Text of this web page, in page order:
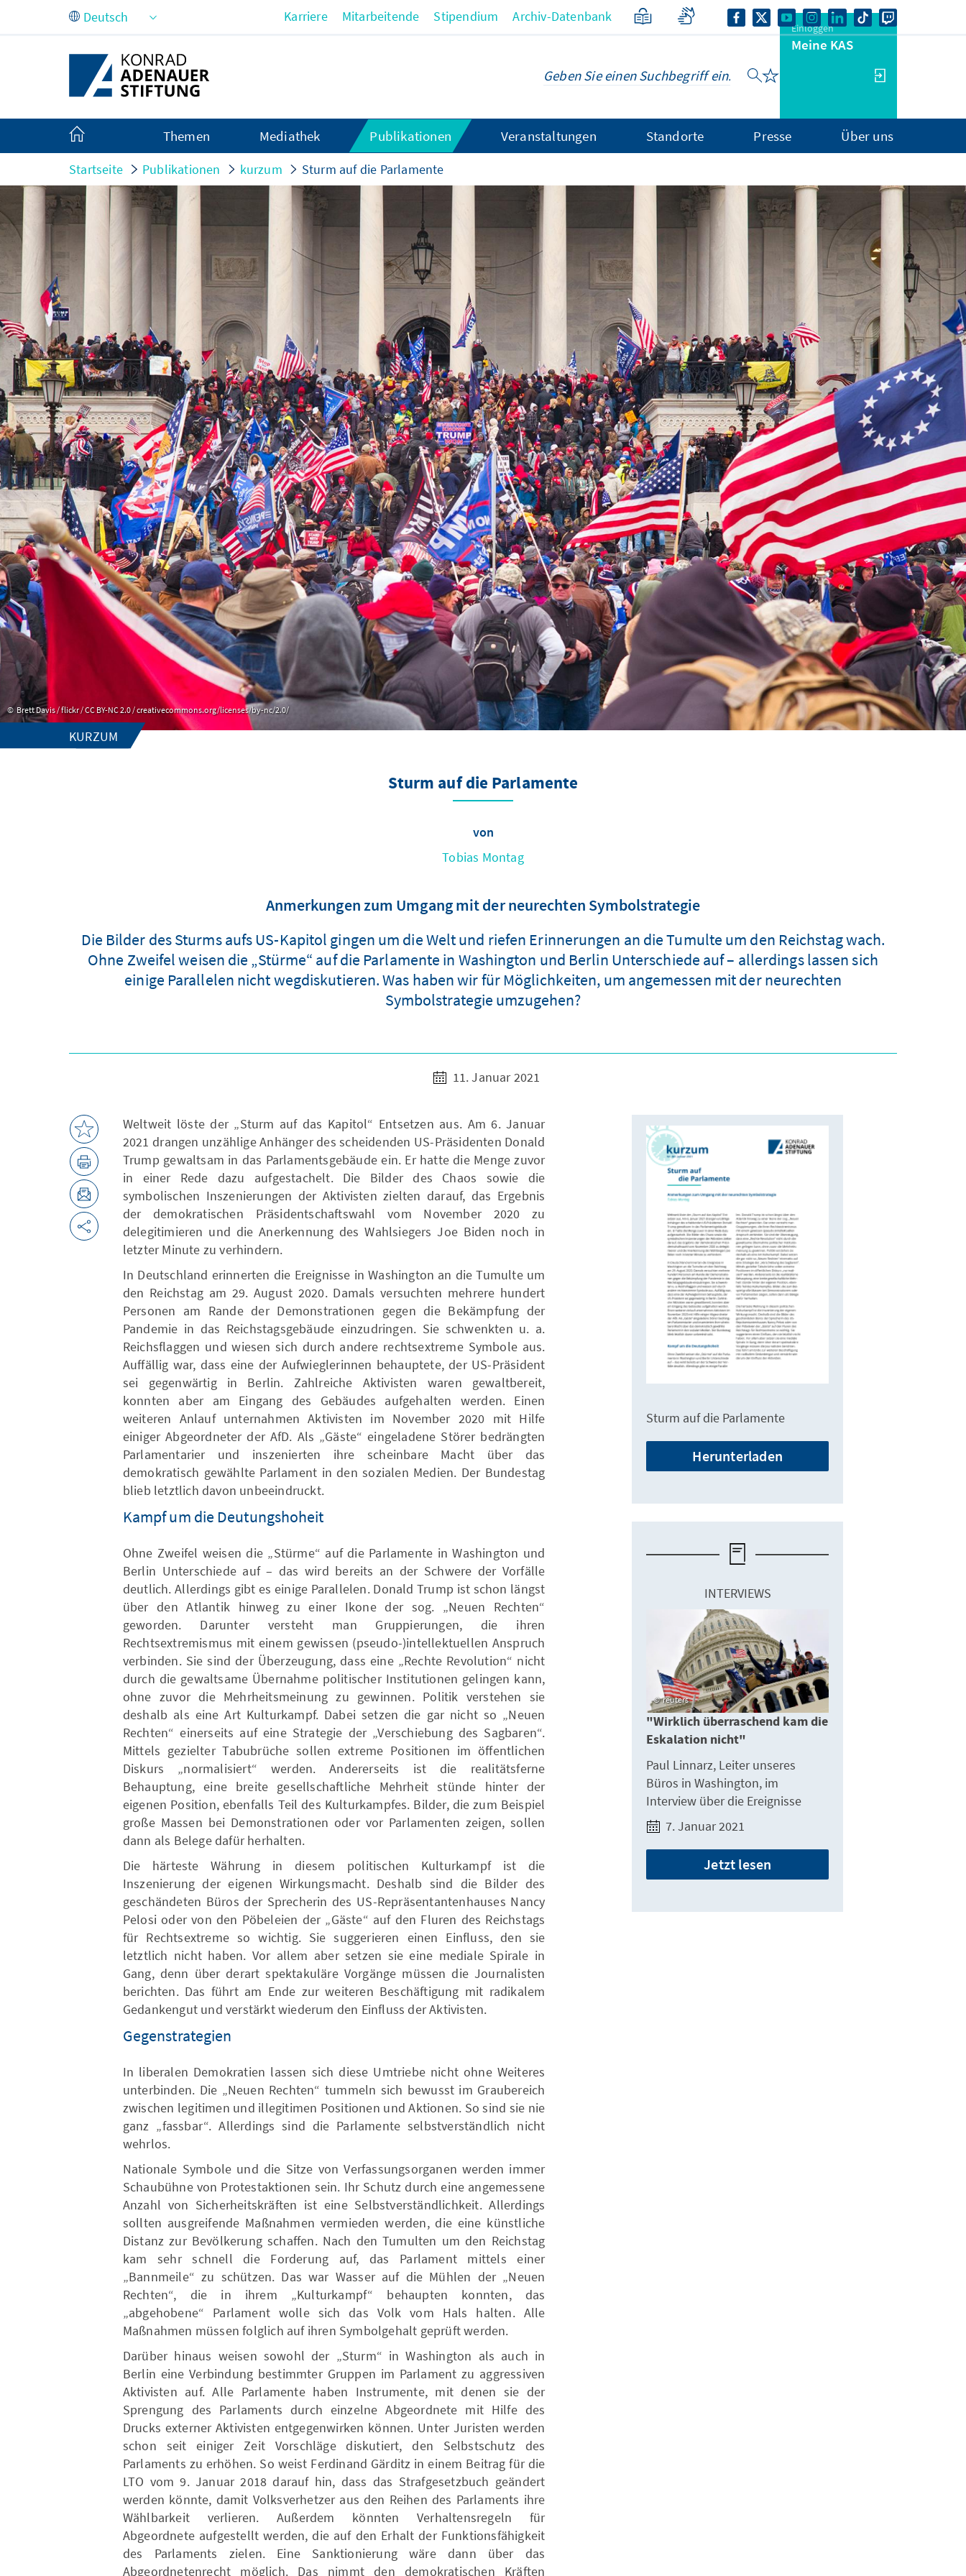
Zum Hauptinhalt springen Karriere Mitarbeitende Stipendium Archiv-Datenbank
Einloggen
Meine KAS
Themen Mediathek Publikationen Veranstaltungen Standorte Presse Über uns
Startseite Publikationen kurzum Sturm auf die Parlamente
Brett Davis / flickr / CC BY-NC 2.0 / creativecommons.org/licenses/by-nc/2.0/
KURZUM
Sturm auf die Parlamente
von
Tobias Montag
Anmerkungen zum Umgang mit der neurechten Symbolstrategie
Die Bilder des Sturms aufs US-Kapitol gingen um die Welt und riefen Erinnerungen an die Tumulte um den Reichstag wach.
Ohne Zweifel weisen die „Stürme“ auf die Parlamente in Washington und Berlin Unterschiede auf – allerdings lassen sich
einige Parallelen nicht wegdiskutieren. Was haben wir für Möglichkeiten, um angemessen mit der neurechten
Symbolstrategie umzugehen?
11. Januar 2021
Weltweit löste der „Sturm auf das Kapitol“ Entsetzen aus. Am 6. Januar
2021 drangen unzählige Anhänger des scheidenden US-Präsidenten Donald
Trump gewaltsam in das Parlamentsgebäude ein. Er hatte die Menge zuvor
in einer Rede dazu aufgestachelt. Die Bilder des Chaos sowie die
symbolischen Inszenierungen der Aktivisten zielten darauf, das Ergebnis
der demokratischen Präsidentschaftswahl vom November 2020 zu
delegitimieren und die Anerkennung des Wahlsiegers Joe Biden noch in
letzter Minute zu verhindern.
In Deutschland erinnerten die Ereignisse in Washington an die Tumulte um
den Reichstag am 29. August 2020. Damals versuchten mehrere hundert
Personen am Rande der Demonstrationen gegen die Bekämpfung der
Pandemie in das Reichstagsgebäude einzudringen. Sie schwenkten u. a.
Reichsflaggen und wiesen sich durch andere rechtsextreme Symbole aus.
Auffällig war, dass eine der Aufwieglerinnen behauptete, der US-Präsident
sei gegenwärtig in Berlin. Zahlreiche Aktivisten waren gewaltbereit,
konnten aber am Eingang des Gebäudes aufgehalten werden. Einen
weiteren Anlauf unternahmen Aktivisten im November 2020 mit Hilfe
einiger Abgeordneter der AfD. Als „Gäste“ eingeladene Störer bedrängten
Parlamentarier und inszenierten ihre scheinbare Macht über das
demokratisch gewählte Parlament in den sozialen Medien. Der Bundestag
blieb letztlich davon unbeeindruckt.
Kampf um die Deutungshoheit
Ohne Zweifel weisen die „Stürme“ auf die Parlamente in Washington und
Berlin Unterschiede auf – das wird bereits an der Schwere der Vorfälle
deutlich. Allerdings gibt es einige Parallelen. Donald Trump ist schon längst
über den Atlantik hinweg zu einer Ikone der sog. „Neuen Rechten“
geworden. Darunter versteht man Gruppierungen, die ihren
Rechtsextremismus mit einem gewissen (pseudo-)intellektuellen Anspruch
verbinden. Sie sind der Überzeugung, dass eine „Rechte Revolution“ nicht
durch die gewaltsame Übernahme politischer Institutionen gelingen kann,
ohne zuvor die Mehrheitsmeinung zu gewinnen. Politik verstehen sie
deshalb als eine Art Kulturkampf. Dabei setzen die gar nicht so „Neuen
Rechten“ einerseits auf eine Strategie der „Verschiebung des Sagbaren“.
Mittels gezielter Tabubrüche sollen extreme Positionen im öffentlichen
Diskurs „normalisiert“ werden. Andererseits ist die realitätsferne
Behauptung, eine breite gesellschaftliche Mehrheit stünde hinter der
eigenen Position, ebenfalls Teil des Kulturkampfes. Bilder, die zum Beispiel
große Massen bei Demonstrationen oder vor Parlamenten zeigen, sollen
dann als Belege dafür herhalten.
Die härteste Währung in diesem politischen Kulturkampf ist die
Inszenierung der eigenen Wirkungsmacht. Deshalb sind die Bilder des
geschändeten Büros der Sprecherin des US-Repräsentantenhauses Nancy
Pelosi oder von den Pöbeleien der „Gäste“ auf den Fluren des Reichstags
für Rechtsextreme so wichtig. Sie suggerieren einen Einfluss, den sie
letztlich nicht haben. Vor allem aber setzen sie eine mediale Spirale in
Gang, denn über derart spektakuläre Vorgänge müssen die Journalisten
berichten. Das führt am Ende zur weiteren Beschäftigung mit radikalem
Gedankengut und verstärkt wiederum den Einfluss der Aktivisten.
Gegenstrategien
In liberalen Demokratien lassen sich diese Umtriebe nicht ohne Weiteres
unterbinden. Die „Neuen Rechten“ tummeln sich bewusst im Graubereich
zwischen legitimen und illegitimen Positionen und Aktionen. So sind sie nie
ganz „fassbar“. Allerdings sind die Parlamente selbstverständlich nicht
wehrlos.
Nationale Symbole und die Sitze von Verfassungsorganen werden immer
Schaubühne von Protestaktionen sein. Ihr Schutz durch eine angemessene
Anzahl von Sicherheitskräften ist eine Selbstverständlichkeit. Allerdings
sollten ausgreifende Maßnahmen vermieden werden, die eine künstliche
Distanz zur Bevölkerung schaffen. Nach den Tumulten um den Reichstag
kam sehr schnell die Forderung auf, das Parlament mittels einer
„Bannmeile“ zu schützen. Das war Wasser auf die Mühlen der „Neuen
Rechten“, die in ihrem „Kulturkampf“ behaupten konnten, das
„abgehobene“ Parlament wolle sich das Volk vom Hals halten. Alle
Maßnahmen müssen folglich auf ihren Symbolgehalt geprüft werden.
Darüber hinaus weisen sowohl der „Sturm“ in Washington als auch in
Berlin eine Verbindung bestimmter Gruppen im Parlament zu aggressiven
Aktivisten auf. Alle Parlamente haben Instrumente, mit denen sie der
Sprengung des Parlaments durch einzelne Abgeordnete mit Hilfe des
Drucks externer Aktivisten entgegenwirken können. Unter Juristen werden
schon seit einiger Zeit Vorschläge diskutiert, den Selbstschutz des
Parlaments zu erhöhen. So weist Ferdinand Gärditz in einem Beitrag für die
LTO vom 9. Januar 2018 darauf hin, dass das Strafgesetzbuch geändert
werden könnte, damit Volksverhetzer aus den Reihen des Parlaments ihre
Wählbarkeit verlieren. Außerdem könnten Verhaltensregeln für
Abgeordnete aufgestellt werden, die auf den Erhalt der Funktionsfähigkeit
des Parlaments zielen. Eine Sanktionierung wäre dann über das
Abgeordnetenrecht möglich. Das nimmt den demokratischen Kräften
Sturm auf die Parlamente
Herunterladen
INTERVIEWS
reuters
"Wirklich überraschend kam die
Eskalation nicht"
Paul Linnarz, Leiter unseres
Büros in Washington, im
Interview über die Ereignisse
7. Januar 2021
Jetzt lesen